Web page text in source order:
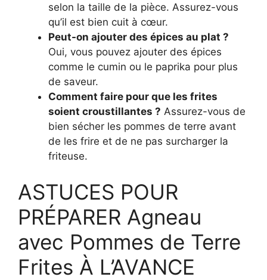
selon la taille de la pièce. Assurez-vous
qu’il est bien cuit à cœur.
Peut-on ajouter des épices au plat ?
Oui, vous pouvez ajouter des épices
comme le cumin ou le paprika pour plus
de saveur.
Comment faire pour que les frites
soient croustillantes ? Assurez-vous de
bien sécher les pommes de terre avant
de les frire et de ne pas surcharger la
friteuse.
ASTUCES POUR
PRÉPARER Agneau
avec Pommes de Terre
Frites À L’AVANCE